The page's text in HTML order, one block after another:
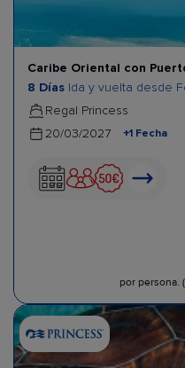
Caribe Oriental con
8 Días Ida y vuelta desde
Regal Princess
20/03/2027
+1 Fecha
por persona.